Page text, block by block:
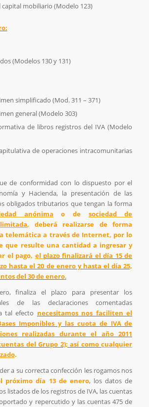
capital mobiliario (Modelo 123)
(Modelos 130 y 131)
simplificado (Mod. 311 – 371)
general (Modelo 303)
de libros registros del IVA (Modelo
de operaciones intracomunitarias
de conformidad con lo dispuesto por el
y Hacienda, la presentación de las
obligados tributarios que tengan la forma
anónima o de sociedad de
, deberá realizarse de forma
telemática a través de Internet, por lo
que resulte una cantidad a ingresar y
el pago, el plazo finalizará el día 15 de
hasta el 20 de enero y hasta el día 25,
del 30 de enero.
finaliza el plazo para presentar los
de las declaraciones comentadas
tal efecto necesitamos nos faciliten el
Imponibles y las cuota de IVA de
realizadas durante el año 2011
del Grupo 2); así comocualquier
.
a su correcta confección les rogamos nos
próximo día 13 de enero, los datos de
listados de los registros de IVA, las cuentas
y repercutido y las cuentas 475 de